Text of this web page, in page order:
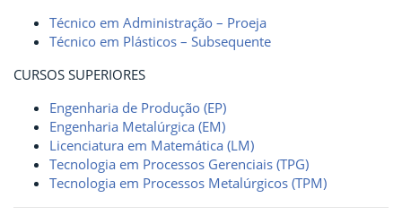
Técnico em Administração – Proeja
Técnico em Plásticos – Subsequente
CURSOS SUPERIORES
Engenharia de Produção (EP)
Engenharia Metalúrgica (EM)
Licenciatura em Matemática (LM)
Tecnologia em Processos Gerenciais (TPG)
Tecnologia em Processos Metalúrgicos (TPM)